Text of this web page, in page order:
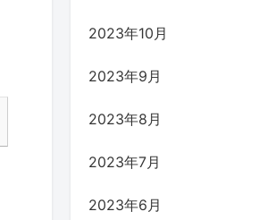
2023年10月
2023年9月
2023年8月
2023年7月
2023年6月